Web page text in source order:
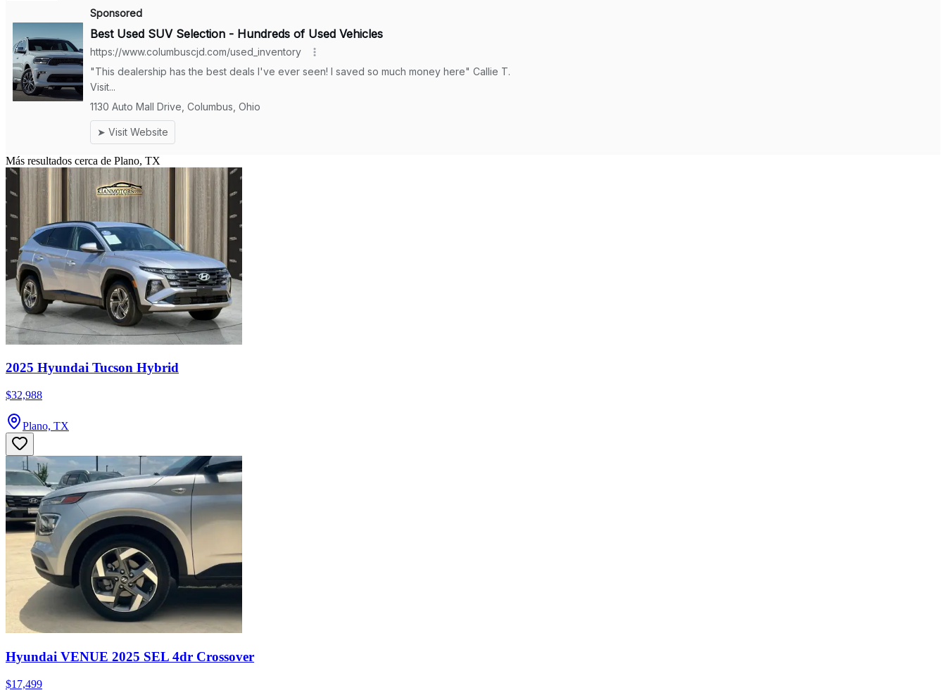
Más resultados cerca de Plano, TX
2025 Hyundai Tucson Hybrid
$32,988
Plano, TX
Hyundai VENUE 2025 SEL 4dr Crossover
$17,499